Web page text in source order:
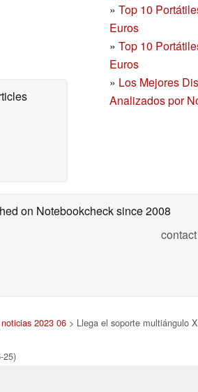
» Top 10
Euros
» Top 10
Euros
» Los Mejores
Analizados por
on Notebookchecksince 2008
2023 06> Llega el soporte multiángulo
25)